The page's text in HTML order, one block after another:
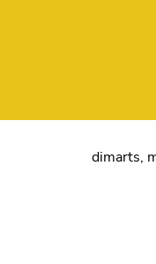
dimarts,